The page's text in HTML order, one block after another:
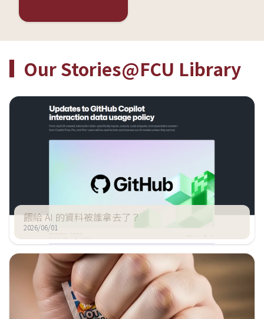
Our Stories@FCU Library
餵給 AI 的資料被誰拿去了？
2026/06/01